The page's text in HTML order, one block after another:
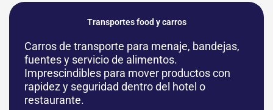
Transportes food y carros
Carros de transporte para menaje, bandejas,
fuentes y servicio de alimentos.
Imprescindibles para mover productos con
rapidez y seguridad dentro del hotel o
restaurante.